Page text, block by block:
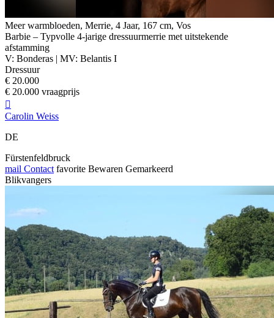
Meer warmbloeden, Merrie, 4 Jaar, 167 cm, Vos
Barbie – Typvolle 4-jarige dressuurmerrie met uitstekende
afstamming
V: Bonderas | MV: Belantis I
Dressuur
€ 20.000
€ 20.000 vraagprijs

Carolin Weiss
DE
Fürstenfeldbruck
mail Contact favorite Bewaren Gemarkeerd
Blikvangers